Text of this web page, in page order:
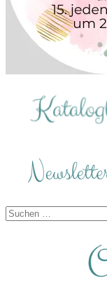
Suchen